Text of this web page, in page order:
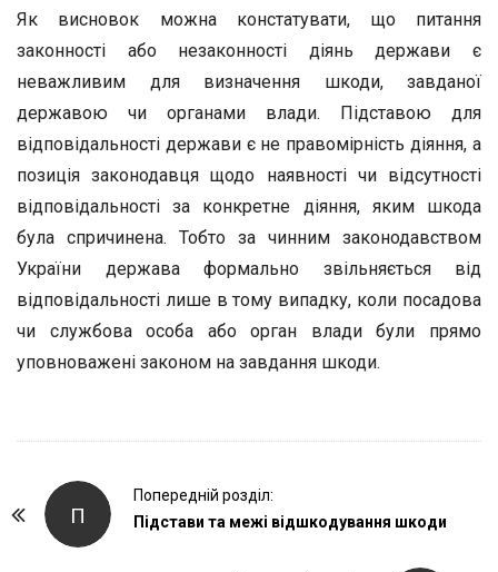
Як висновок можна констатувати, що питання
законності або незаконності діянь держави є
неважливим для визначення шкоди, завданої
державою чи органами влади. Підставою для
відповідальності держави є не правомірність діяння, а
позиція законодавця щодо наявності чи відсутності
відповідальності за конкретне діяння, яким шкода
була спричинена. Тобто за чинним законодавством
України держава формально звільняється від
відповідальності лише в тому випадку, коли посадова
чи службова особа або орган влади були прямо
уповноважені законом на завдання шкоди.
П
Попередній розділ:
Підстави та межі відшкодування шкоди